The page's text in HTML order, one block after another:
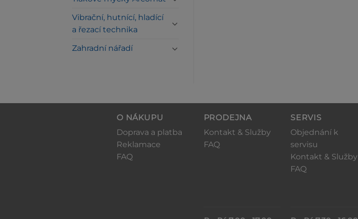
Vibrační, hutnící, hladící
a řezací technika
Zahradní nářadí
O NÁKUPU
Doprava a platba
Reklamace
FAQ
PRODEJNA
Kontakt & Služby
FAQ
SERVIS
Objednání k
servisu
Kontakt & Služby
FAQ